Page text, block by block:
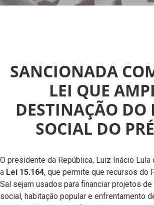
SANCIONADA
LEI QUE
DESTINAÇÃO DO
SOCIAL DO
O presidente da República, Luiz Inácio Lula
a Lei 15.164, que permite que recursos do
Sal sejam usados para financiar projetos
social, habitação popular e enfrentamento